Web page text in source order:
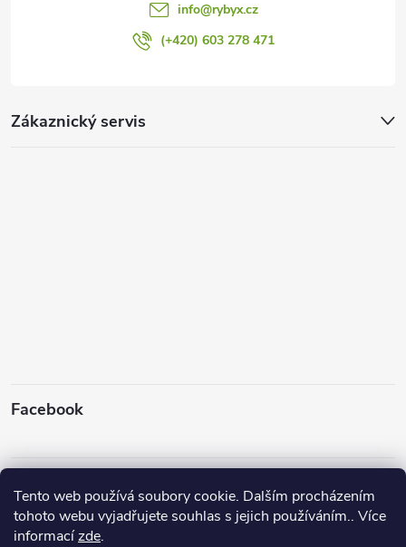
Tento web používá soubory cookie. Dalším procházením
tohoto webu vyjadřujete souhlas s jejich používáním.. Více
informacízde.
Zákaznický servis
Facebook
info@rybyx.cz
(+420) 603 278 471
Sledovat na Instagramu